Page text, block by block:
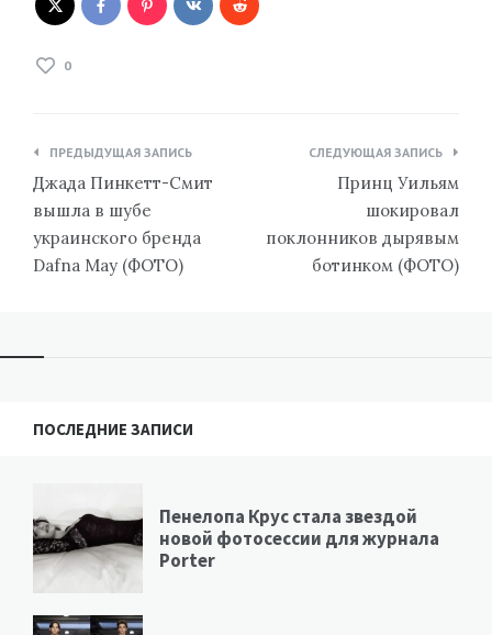
0
Навигация
по
записям
ПРЕДЫДУЩАЯ ЗАПИСЬ
Джада Пинкетт-Смит
вышла в шубе
украинского бренда
Dafna May (ФОТО)
СЛЕДУЮЩАЯ ЗАПИСЬ
Принц Уильям
шокировал
поклонников дырявым
ботинком (ФОТО)
ПОСЛЕДНИЕ ЗАПИСИ
Пенелопа Крус стала звездой
новой фотосессии для журнала
Porter